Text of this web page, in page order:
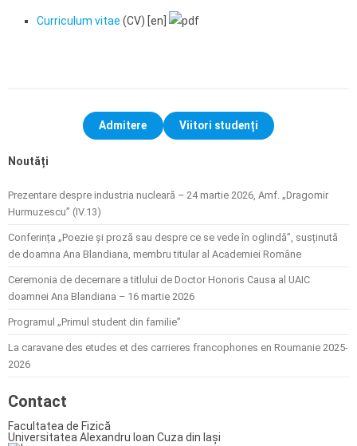
Curriculum vitae (CV) [en]
Admitere Viitori studenți
Noutăți
Prezentare despre industria nucleară – 24 martie 2026, Amf. „Dragomir
Hurmuzescu” (IV.13)
Conferința „Poezie și proză sau despre ce se vede în oglindă”, susținută
de doamna Ana Blandiana, membru titular al Academiei Române
Ceremonia de decernare a titlului de Doctor Honoris Causa al UAIC
doamnei Ana Blandiana – 16 martie 2026
Programul „Primul student din familie”
La caravane des etudes et des carrieres francophones en Roumanie 2025-
2026
Contact
Facultatea de Fizică
Universitatea Alexandru Ioan Cuza din Iași